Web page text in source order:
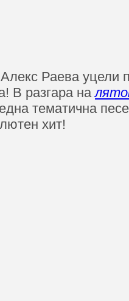
Раева уцели
В разгара на
тематична
хит!